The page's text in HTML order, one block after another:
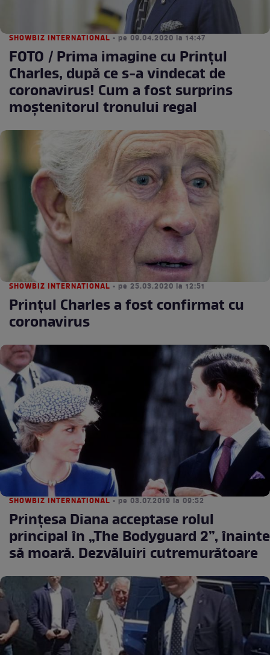
SHOWBIZ INTERNATIONAL • pe 09.04.2020 la 14:47
FOTO / Prima imagine cu Prințul
Charles, după ce s-a vindecat de
coronavirus! Cum a fost surprins
moștenitorul tronului regal
SHOWBIZ INTERNATIONAL • pe 25.03.2020 la 12:51
Prințul Charles a fost confirmat cu
coronavirus
SHOWBIZ INTERNATIONAL • pe 03.07.2019 la 09:52
Prințesa Diana acceptase rolul
principal în „The Bodyguard 2”, înainte
să moară. Dezvăluiri cutremurătoare